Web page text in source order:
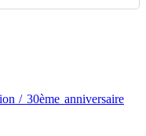
/ 30ème anniversaire